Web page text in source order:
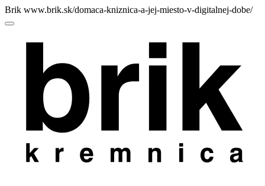
Brik www.brik.sk/domaca-kniznica-a-jej-miesto-v-digitalnej-dobe/
Menu